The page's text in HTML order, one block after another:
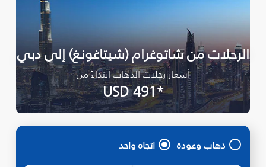
الرحلات من شاتوغرام (شيتاغونغ) إلى دبي
أسعار رحلات الذهاب ابتداءً من
*USD 491
ذهاب وعودة اتجاه واحد